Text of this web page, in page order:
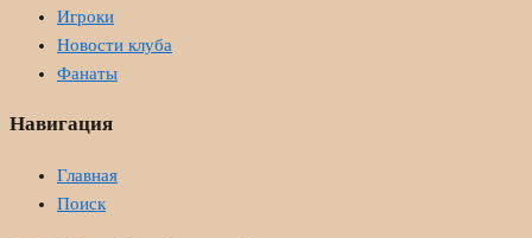
Игроки
Новости клуба
Фанаты
Навигация
Главная
Поиск